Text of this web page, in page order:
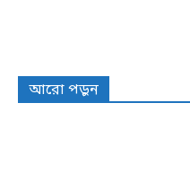
আরো পড়ুন